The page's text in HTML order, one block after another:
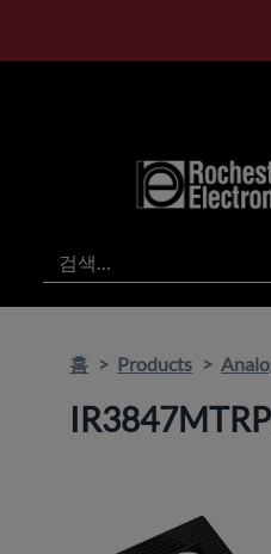
검색
홈 Products